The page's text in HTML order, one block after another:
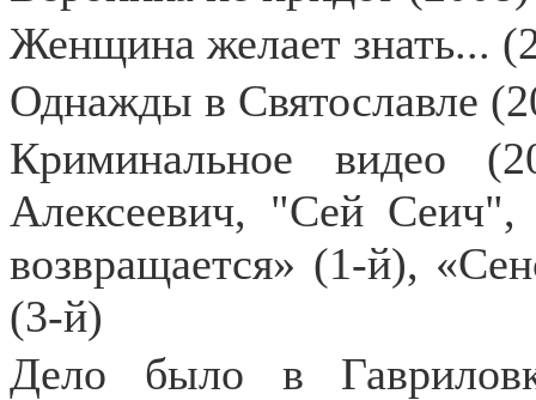
Женщина желает знать...
Однажды в Святославле
Криминальное видео
Алексеевич, "Сей
возвращается» (1-й),
(3-й)
Дело было в